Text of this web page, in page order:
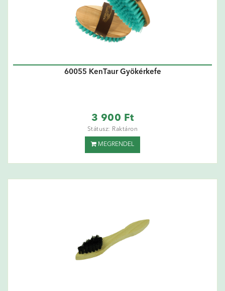
60055 KenTaur Gyökérkefe
3 900 Ft
Státusz: Raktáron
MEGRENDEL